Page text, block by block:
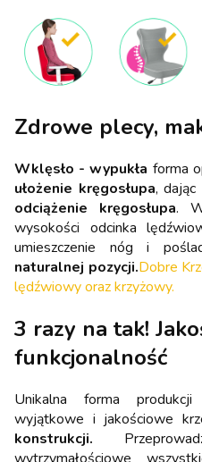
Zdrowe plecy,
Wklęsło - wypukła forma
ułożenie kręgosłupa, dając
odciążenie kręgosłupa.
wysokości odcinka
umieszczenie nóg i
naturalnej pozycji.Dobre
lędźwiowy oraz krzyżowy.
3 razy na tak!
funkcjonalność
Unikalna forma
wyjątkowe i jakościowe
konstrukcji.